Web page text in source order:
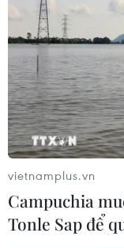
vietnamplus.vn
Campuchia
Tonle Sap để